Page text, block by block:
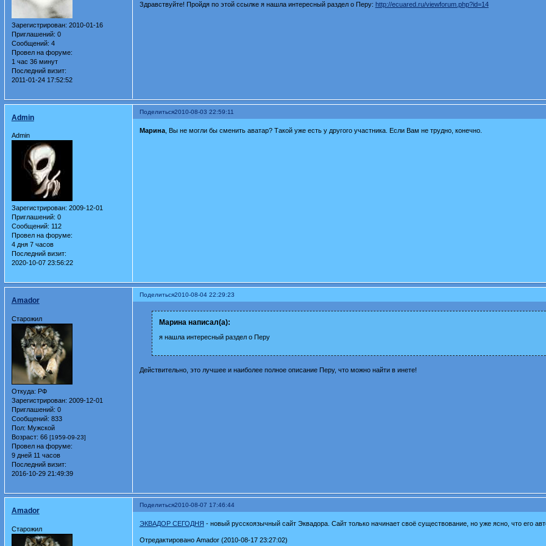
Зарегистрирован: 2010-01-16
Приглашений: 0
Сообщений: 4
Провел на форуме:
1 час 36 минут
Последний визит:
2011-01-24 17:52:52
Здравствуйте! Пройдя по этой ссылке я нашла интересный раздел о Перу: http://ecuared.ru/viewforum.php?id=14
Поделиться2010-08-03 22:59:11
Admin
Admin
Зарегистрирован: 2009-12-01
Приглашений: 0
Сообщений: 112
Провел на форуме:
4 дня 7 часов
Последний визит:
2020-10-07 23:56:22
Марина, Вы не могли бы сменить аватар? Такой уже есть у другого участника. Если Вам не трудно, конечно.
Поделиться2010-08-04 22:29:23
Amador
Старожил
Откуда: РФ
Зарегистрирован: 2009-12-01
Приглашений: 0
Сообщений: 833
Пол: Мужской
Возраст: 66 [1959-09-23]
Провел на форуме:
9 дней 11 часов
Последний визит:
2016-10-29 21:49:39
Марина написал(а):
я нашла интересный раздел о Перу
Действительно, это лучшее и наиболее полное описание Перу, что можно найти в инете!
Поделиться2010-08-07 17:46:44
Amador
Старожил
ЭКВАДОР СЕГОДНЯ - новый русскоязычный сайт Эквадора. Сайт только начинает своё существование, но уже ясно, что его
Отредактировано Amador (2010-08-17 23:27:02)